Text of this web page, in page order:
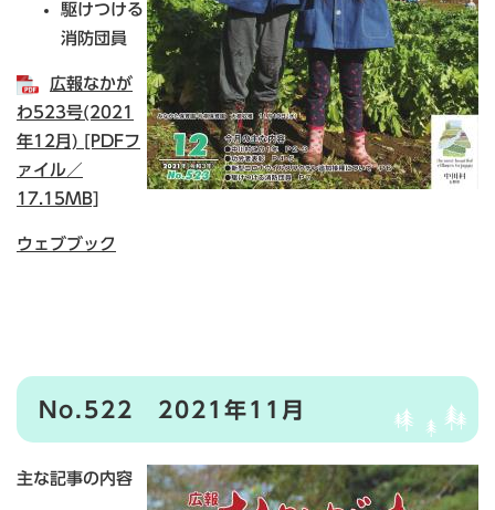
駆けつける
消防団員
広報なかが
わ523号(2021
年12月) [PDFフ
ァイル／
17.15MB]
ウェブブック
No.522 2021年11月
主な記事の内容